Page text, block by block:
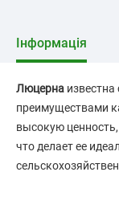
Інформація
Люцерна
преимуществами
высокую
что делает ее